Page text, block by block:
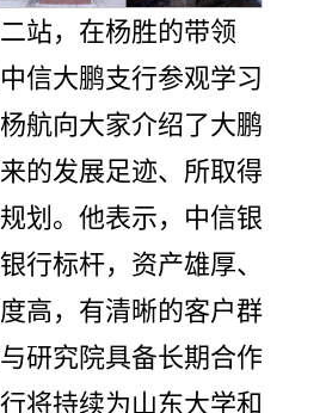
站，在杨胜的带领
信大鹏支行参观学习
航向大家介绍了大鹏
的发展足迹、所取得
划。他表示，中信银
行标杆，资产雄厚、
高，有清晰的客户群
研究院具备长期合作
将持续为山东大学和